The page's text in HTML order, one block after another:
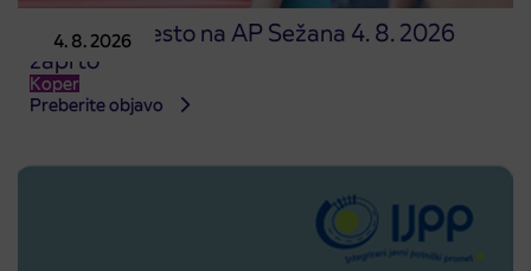
4. 8. 2026
Prodajno mesto na AP Sežana 4. 8. 2026
zaprto
Koper
Preberite objavo